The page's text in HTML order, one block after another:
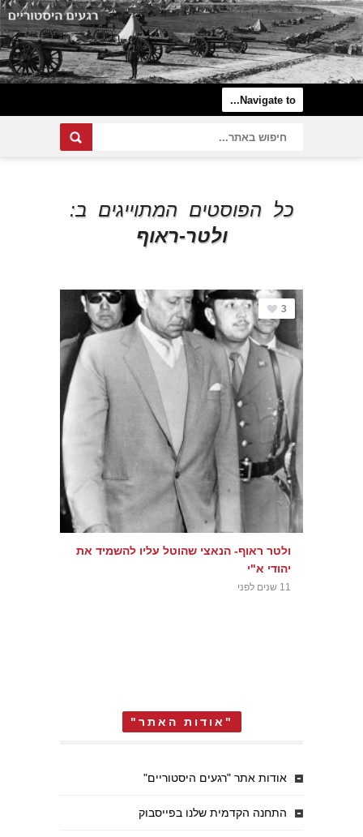
כל הפוסטים המתוייגים ב:
ולטר-ראוף
3
ולטר ראוף- הנאצי שהוטל עליו להשמיד את
יהודי א"י
11 שנים לפני
"אודות האתר"
אודות אתר "רגעים היסטוריים"
התחנה הקדמית שלנו בפייסבוק